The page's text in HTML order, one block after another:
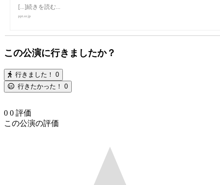
[...]続きを読む...
ppt.or.jp
この公演に行きましたか？
行きました！ 0
行きたかった！ 0
0 0 評価
この公演の評価